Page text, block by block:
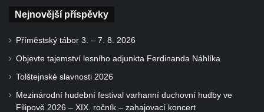
Nejnovější příspěvky
Příměstský tábor 3. – 7. 8. 2026
Objevte tajemství lesního adjunkta Ferdinanda Náhlíka
Tolštejnské slavnosti 2026
Mezinárodní hudební festival varhanní duchovní hudby ve
Filipově 2026 – XIX. ročník – zahajovací koncert